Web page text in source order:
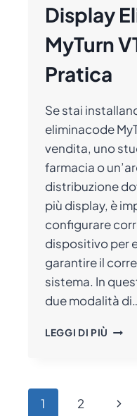
Display
MyTurn
Pratica
Se stai
eliminacode
vendita, uno
farmacia o
distribuzione
più display, è
configurare
dispositivo per
garantire il
sistema. In
due modalità
LEGGI DI PIÙ COME
Navigazione
1 2